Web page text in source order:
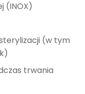
(INOX)
(w tym
trwania